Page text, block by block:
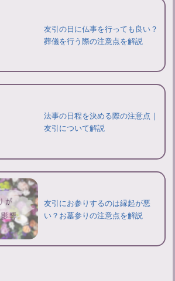
友引の日に仏事を行っても良い？
葬儀を行う際の注意点を解説
法事の日程を決める際の注意点｜
友引について解説
友引にお参りするのは縁起が悪
い？お墓参りの注意点を解説